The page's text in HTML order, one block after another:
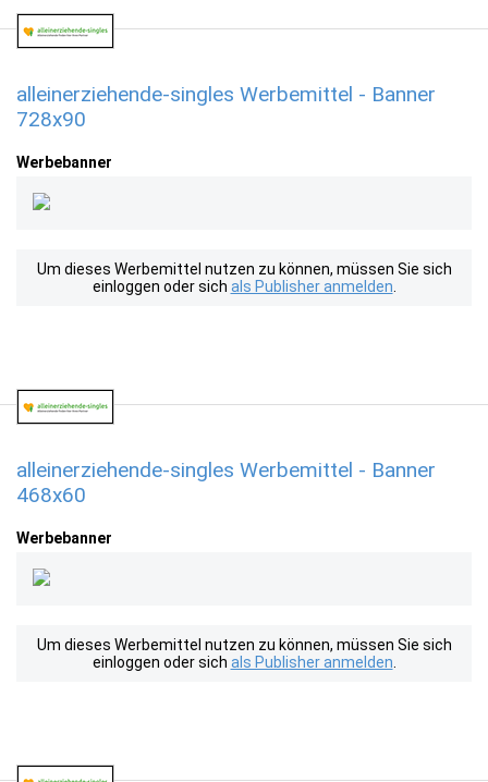
alleinerziehende-singles Werbemittel - Banner
728x90
Werbebanner
Um dieses Werbemittel nutzen zu können, müssen Sie sich
einloggen oder sich als Publisher anmelden
alleinerziehende-singles Werbemittel - Banner
468x60
Werbebanner
Um dieses Werbemittel nutzen zu können, müssen Sie sich
einloggen oder sich als Publisher anmelden